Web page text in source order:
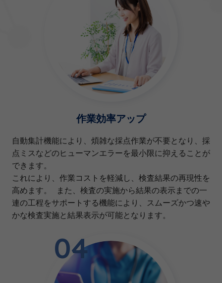
作業効率アップ
自動集計機能により、煩雑な採点作業が不要となり、採
点ミスなどのヒューマンエラーを最小限に抑えることが
できます。
これにより、作業コストを軽減し、検査結果の再現性を
高めます。 また、検査の実施から結果の表示までの一
連の工程をサポートする機能により、スムーズかつ速や
かな検査実施と結果表示が可能となります。
04